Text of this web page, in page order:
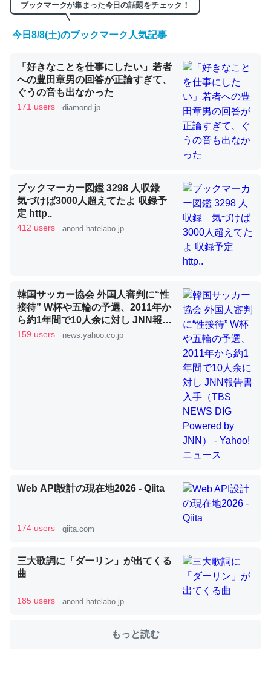
くらい。小説でいう「ずっと前の伏線」は回収されないけ
ど、短期記憶というには多い分量。進化すればするほど分
かりやすく強くなりそう
─GPTの仕組みと限界についての考察（１） - conceptualization
昆虫ってカルシウム少ないのか。知らんかった。調べたら
コオロギのカルシウム分はエビの600分の1程度。
─ニュース :: 【研究発表】昆虫学の大問題＝「昆虫はなぜ海にいな
いのか」に関する新仮説
論文では「淡水はカルシウムも酸素も不足してて両方に不
利だから両方が拮抗してるのでは」とあって面白い。海に
いる鋏角類（カブトガニ・ウミグモ）はカルシウムを使わ
ずキチンを強化してる筈だが、酵素が違うのか？
─ニュース :: 【研究発表】昆虫学の大問題＝「昆虫はなぜ海にいな
これを元に考えるとカルシウムを大量に使う脊椎動物と貝
ジになったり努力してるし。
─ニュース :: 【研究発表】昆虫学の大問題＝「昆虫はなぜ海にいな
ウチもEchoを実家に置いて４年。でたまに覗いてる。ぼ
ちぼちRingも置こうかと画策中。あと、Googleマップで
これ見て生きてるなって分かる。
ブックマークが集まった今日の話題をチェック！
今日8/8(土)のブックマーク人気記事
「好きなことを仕事にしたい」若者
への豊田章男の回答が正論すぎて、
ぐうの音も出なかった
171 users diamond.jp
ブックマーカー図鑑 3298 人収録
気づけば3000人超えてたよ 収録予
定 http..
412 users anond.hatelabo.jp
韓国サッカー協会 外国人審判に“性
接待” W杯や五輪の予選、2011年か
ら約1年間で10人余に対し JNN報告
書入手（TBS NEWS DIG Powered
159 users news.yahoo.co.jp
Web API設計の現在地2026 - Qiita
174 users qiita.com
三大歌詞に「ダーリン」が出てくる
曲
185 users anond.hatelabo.jp
もっと読む